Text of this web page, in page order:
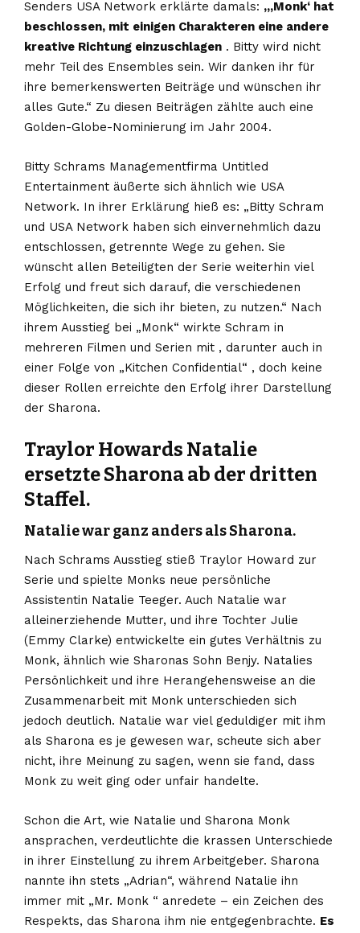
Senders USA Network erklärte damals: „‚Monk‘ hat
beschlossen, mit einigen Charakteren eine andere
kreative Richtung einzuschlagen . Bitty wird nicht
mehr Teil des Ensembles sein. Wir danken ihr für
ihre bemerkenswerten Beiträge und wünschen ihr
alles Gute.“ Zu diesen Beiträgen zählte auch eine
Golden-Globe-Nominierung im Jahr 2004.
Bitty Schrams Managementfirma Untitled
Entertainment äußerte sich ähnlich wie USA
Network. In ihrer Erklärung hieß es: „Bitty Schram
und USA Network haben sich einvernehmlich dazu
entschlossen, getrennte Wege zu gehen. Sie
wünscht allen Beteiligten der Serie weiterhin viel
Erfolg und freut sich darauf, die verschiedenen
Möglichkeiten, die sich ihr bieten, zu nutzen.“ Nach
ihrem Ausstieg bei „Monk“ wirkte Schram in
mehreren Filmen und Serien mit , darunter auch in
einer Folge von „Kitchen Confidential“ , doch keine
dieser Rollen erreichte den Erfolg ihrer Darstellung
der Sharona.
Traylor Howards Natalie
ersetzte Sharona ab der dritten
Staffel.
Natalie war ganz anders als Sharona.
Nach Schrams Ausstieg stieß Traylor Howard zur
Serie und spielte Monks neue persönliche
Assistentin Natalie Teeger. Auch Natalie war
alleinerziehende Mutter, und ihre Tochter Julie
(Emmy Clarke) entwickelte ein gutes Verhältnis zu
Monk, ähnlich wie Sharonas Sohn Benjy. Natalies
Persönlichkeit und ihre Herangehensweise an die
Zusammenarbeit mit Monk unterschieden sich
jedoch deutlich. Natalie war viel geduldiger mit ihm
als Sharona es je gewesen war, scheute sich aber
nicht, ihre Meinung zu sagen, wenn sie fand, dass
Monk zu weit ging oder unfair handelte.
Schon die Art, wie Natalie und Sharona Monk
ansprachen, verdeutlichte die krassen Unterschiede
in ihrer Einstellung zu ihrem Arbeitgeber. Sharona
nannte ihn stets „Adrian“, während Natalie ihn
immer mit „Mr. Monk “ anredete – ein Zeichen des
Respekts, das Sharona ihm nie entgegenbrachte. Es